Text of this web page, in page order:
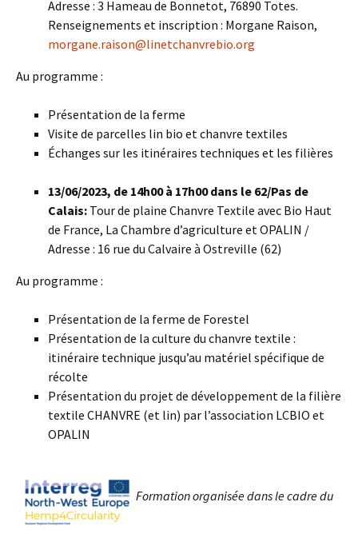
Adresse : 3 Hameau de Bonnetot, 76890 Totes.
Renseignements et inscription : Morgane Raison,
morgane.raison@linetchanvrebio.org
Au programme :
Présentation de la ferme
Visite de parcelles lin bio et chanvre textiles
Échanges sur les itinéraires techniques et les filières
13/06/2023, de 14h00 à 17h00 dans le 62/Pas de
Calais: Tour de plaine Chanvre Textile avec Bio Haut
de France, La Chambre d’agriculture et OPALIN /
Adresse : 16 rue du Calvaire à Ostreville (62)
Au programme :
Présentation de la ferme de Forestel
Présentation de la culture du chanvre textile :
itinéraire technique jusqu’au matériel spécifique de
récolte
Présentation du projet de développement de la filière
textile CHANVRE (et lin) par l’association LCBIO et
OPALIN
Formation organisée dans le cadre du